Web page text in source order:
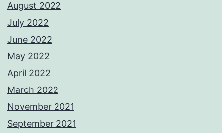
August 2022
July 2022
June 2022
May 2022
April 2022
March 2022
November 2021
September 2021